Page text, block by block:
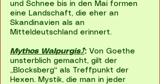
und Schnee bis in den Mai formen
eine Landschaft, die eher an
Skandinavien als an
Mitteldeutschland erinnert.
Mythos Walpurgis⤴: Von Goethe
unsterblich gemacht, gilt der
„Blocksberg“ als Treffpunkt der
Hexen. Mystik, die man in jeder